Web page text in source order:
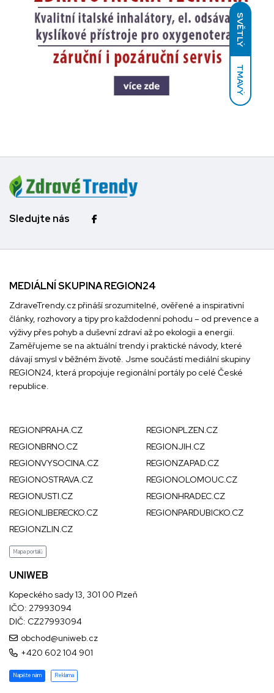
SVĚTLÝ
TMAVÝ
Sledujte nás
MEDIÁLNÍ SKUPINA REGION24
ZdraveTrendy.cz přináší srozumitelné, ověřené a inspirativní
články, rozhovory a tipy pro každodenní pohodu – od prevence a
výživy přes pohyb a duševní zdraví až po ekologii a energii.
Zaměřujeme se na aktuální trendy i praktické návody, které
dávají smysl v běžném životě. Jsme součástí mediální skupiny
REGION24, která propojuje regionální portály po celé České
republice.
REGIONPRAHA.CZ
REGIONPLZEN.CZ
REGIONBRNO.CZ
REGIONJIH.CZ
REGIONVYSOCINA.CZ
REGIONZAPAD.CZ
REGIONOSTRAVA.CZ
REGIONOLOMOUC.CZ
REGIONUSTI.CZ
REGIONHRADEC.CZ
REGIONLIBERECKO.CZ
REGIONPARDUBICKO.CZ
REGIONZLIN.CZ
Mapa portálů
UNIWEB
Kopeckého sady 13, 301 00 Plzeň
IČO: 27993094
DIČ: CZ27993094
obchod@uniweb.cz
+420 602 104 901
Napište nám Reklama